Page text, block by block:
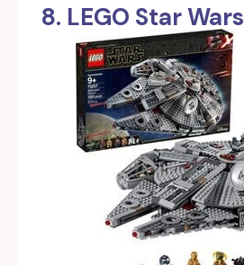
8. LEGO Star Wars